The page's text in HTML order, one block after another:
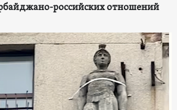
российских отношений